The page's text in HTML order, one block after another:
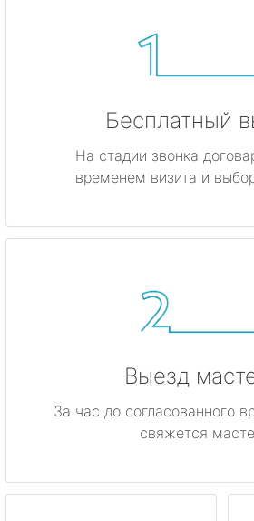
Бесплатный
На стадии звонка
временем визита и
Выезд
За час до согласованного
свяжется